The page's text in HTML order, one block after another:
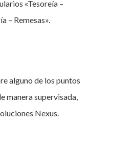
«Tesoreía –
– Remesas».
alguno de los puntos
manera supervisada,
Nexus.